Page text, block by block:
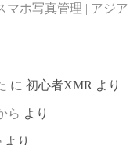
マホ写真管理 | アジア
に 初心者XMR より
ら より
より